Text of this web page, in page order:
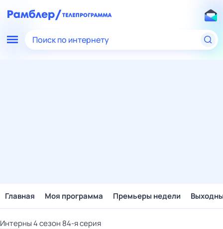
Поиск по интернету
Главная Моя программа Премьеры недели
Интерны 4 сезон 84-я серия